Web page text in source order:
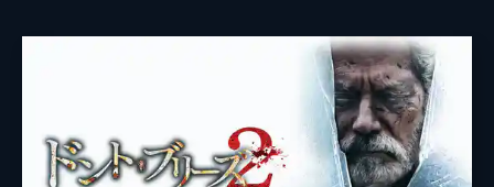
フェデ・アルバレス